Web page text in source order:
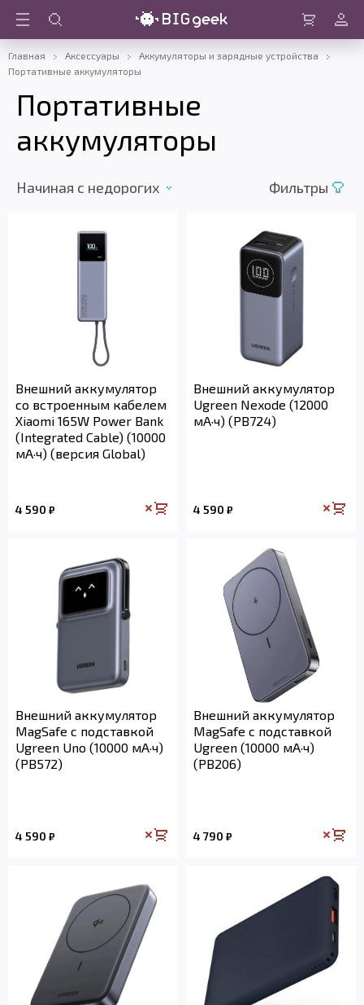
Войти
Главная Аксессуары
Аккумуляторы и зарядные устройства
Портативные аккумуляторы
Портативные
аккумуляторы
Начиная с недорогих Фильтры
Внешний аккумулятор
со встроенным кабелем
Xiaomi 165W Power Bank
(Integrated Cable) (10000
мА·ч) (версия Global)
4 590 ₽
Внешний аккумулятор
Ugreen Nexode (12000
мА·ч) (PB724)
4 590 ₽
Внешний аккумулятор
MagSafe с подставкой
Ugreen Uno (10000 мА·ч)
(PB572)
4 590 ₽
Внешний аккумулятор
MagSafe с подставкой
Ugreen (10000 мА·ч)
(PB206)
4 790 ₽